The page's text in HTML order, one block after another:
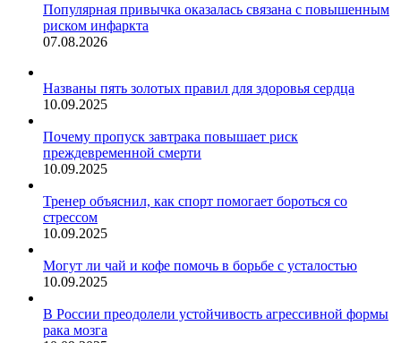
Популярная привычка оказалась связана с повышенным
риском инфаркта
07.08.2026
Названы пять золотых правил для здоровья сердца
10.09.2025
Почему пропуск завтрака повышает риск
преждевременной смерти
10.09.2025
Тренер объяснил, как спорт помогает бороться со
стрессом
10.09.2025
Могут ли чай и кофе помочь в борьбе с усталостью
10.09.2025
В России преодолели устойчивость агрессивной формы
рака мозга